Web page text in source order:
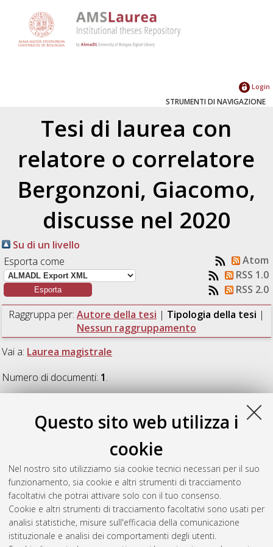
Questo sito web utilizza i
cookie
Nel nostro sito utilizziamo sia cookie tecnici necessari per il suo
funzionamento, sia cookie e altri strumenti di tracciamento
facoltativi che potrai attivare solo con il tuo consenso.
Cookie e altri strumenti di tracciamento facoltativi sono usati per
analisi statistiche, misure sull'efficacia della comunicazione
istituzionale e analisi dei comportamenti degli utenti.
Login
STRUMENTI DI NAVIGAZIONE
Tesi di laurea con
relatore o correlatore
Bergonzoni, Giacomo,
discusse nel 2020
Su di un livello
Esporta come
Atom
RSS 1.0
RSS 2.0
Raggruppa per: Autore della tesi | Tipologia della tesi |
Nessun raggruppamento
Vai a: Laurea magistrale
Numero di documenti: 1.
Laurea magistrale
Bozhinovski, Konstantin(2020)Generative design of a
BIM-environment, applied in a façade system for a residential
building in Bologna, Italy.[Laurea magistrale], Università di
Bologna, Corso di Studio in Civil engineering [LM-DM270]
Questa lista e' stata generata ilThu Aug 6 23:34:29 2026